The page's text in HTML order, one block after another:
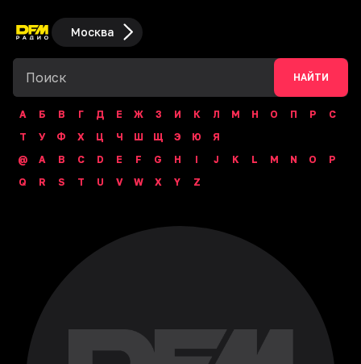
Москва
НАЙТИ
А Б В Г Д Е Ж З И К Л М Н О П Р
С
Т
У Ф Х Ц Ч Ш Щ Э Ю
Я
@
A B C D E F G H I J K L M N O
P
Q
R S T U V W X Y Z